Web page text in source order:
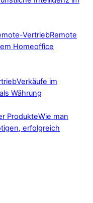
Remote
Homeoffice
Verkäufe im
Währung
Wie man
erfolgreich